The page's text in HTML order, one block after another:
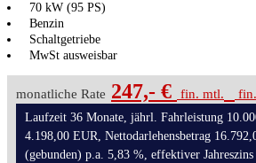
70 kW (95 PS)
Benzin
Schaltgetriebe
MwSt ausweisbar
monatliche Rate 247,- € fin. mtl.
Laufzeit 36 Monate, jährl. Fahrleistung
4.198,00 EUR, Nettodarlehensbetrag
(gebunden) p.a. 5,83 %, effektiver